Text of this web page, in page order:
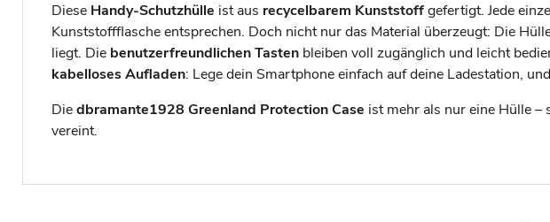
Diese Handy-Schutzhülle ist aus recycelbarem Kunststoffgefertigt. Jede
Kunststoffflasche entsprechen. Doch nicht nur das Material überzeugt: Die
liegt. Die benutzerfreundlichen Tasten bleiben voll zugänglich und leicht
kabelloses Aufladen: Lege dein Smartphone einfach auf deine Ladestation,
Diedbramante1928 Greenland Protection Case ist mehr als nur eine Hülle
vereint.